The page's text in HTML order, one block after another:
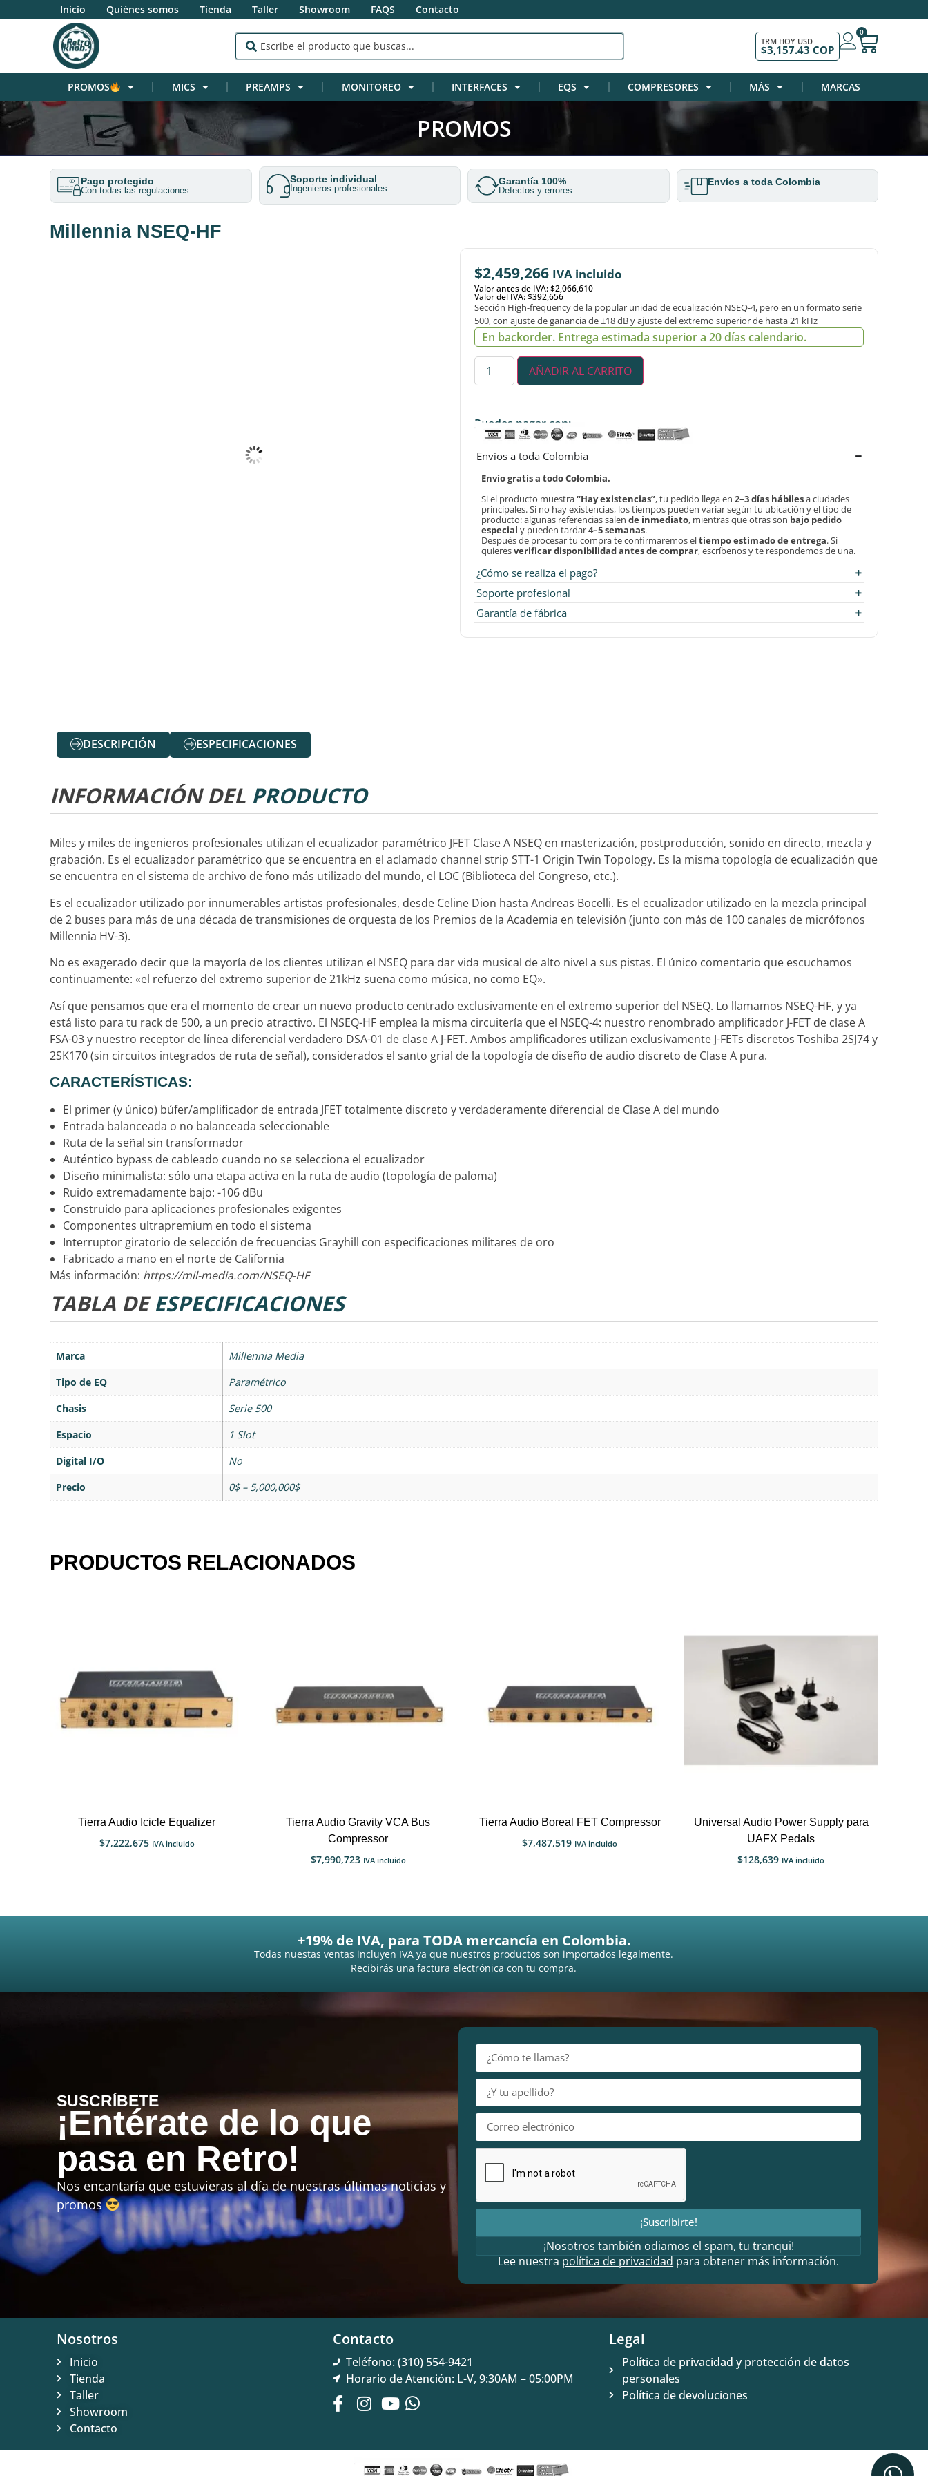
Inicio Quiénes somos Tienda Taller Showroom FAQS Contacto
TRM HOY USD
$3,157.43 COP
0
PROMOS MICS PREAMPS MONITOREO INTERFACES EQS COMPRESORES MÁS MARCAS
PROMOS
Pago protegido
Con todas las regulaciones
Soporte individual
Ingenieros profesionales
Garantía 100%
Defectos y errores
Envíos a toda Colombia
Millennia NSEQ-HF
$2,459,266 IVA incluido
Valor antes de IVA: $2,066,610
Valor del IVA: $392,656
Sección High-frequency de la popular unidad de ecualización NSEQ-4, pero en un formato serie
500, con ajuste de ganancia de ±18 dB y ajuste del extremo superior de hasta 21 kHz
En backorder. Entrega estimada superior a 20 días calendario.
AÑADIR AL CARRITO
Puedes pagar con:
Envíos a toda Colombia
Envío gratis a todo Colombia.
Si el producto muestra“Hay existencias”, tu pedido llega en2–3 días hábilesa ciudades
principales. Si no hay existencias, los tiempos pueden variar según tu ubicación y el tipo de
producto: algunas referencias salende inmediato, mientras que otras son bajo pedido
especial y pueden tardar4–5 semanas.
Después de procesar tu compra te confirmaremos eltiempo estimado de entrega. Si
quieresverificar disponibilidad antes de comprar, escríbenos y te respondemos de una.
¿Cómo se realiza el pago?
Soporte profesional
Garantía de fábrica
DESCRIPCIÓN ESPECIFICACIONES
INFORMACIÓN DEL PRODUCTO
Miles y miles de ingenieros profesionales utilizan el ecualizador paramétrico JFET Clase A NSEQ en masterización, postproducción, sonido en directo, mezcla y
grabación. Es el ecualizador paramétrico que se encuentra en el aclamado channel strip STT-1 Origin Twin Topology. Es la misma topología de ecualización que
se encuentra en el sistema de archivo de fono más utilizado del mundo, el LOC (Biblioteca del Congreso, etc.).
Es el ecualizador utilizado por innumerables artistas profesionales, desde Celine Dion hasta Andreas Bocelli. Es el ecualizador utilizado en la mezcla principal
de 2 buses para más de una década de transmisiones de orquesta de los Premios de la Academia en televisión (junto con más de 100 canales de micrófonos
Millennia HV-3).
No es exagerado decir que la mayoría de los clientes utilizan el NSEQ para dar vida musical de alto nivel a sus pistas. El único comentario que escuchamos
continuamente: «el refuerzo del extremo superior de 21kHz suena como música, no como EQ».
Así que pensamos que era el momento de crear un nuevo producto centrado exclusivamente en el extremo superior del NSEQ. Lo llamamos NSEQ-HF, y ya
está listo para tu rack de 500, a un precio atractivo. El NSEQ-HF emplea la misma circuitería que el NSEQ-4: nuestro renombrado amplificador J-FET de clase A
FSA-03 y nuestro receptor de línea diferencial verdadero DSA-01 de clase A J-FET. Ambos amplificadores utilizan exclusivamente J-FETs discretos Toshiba 2SJ74 y
2SK170 (sin circuitos integrados de ruta de señal), considerados el santo grial de la topología de diseño de audio discreto de Clase A pura.
CARACTERÍSTICAS:
El primer (y único) búfer/amplificador de entrada JFET totalmente discreto y verdaderamente diferencial de Clase A del mundo
Entrada balanceada o no balanceada seleccionable
Ruta de la señal sin transformador
Auténtico bypass de cableado cuando no se selecciona el ecualizador
Diseño minimalista: sólo una etapa activa en la ruta de audio (topología de paloma)
Ruido extremadamente bajo: -106 dBu
Construido para aplicaciones profesionales exigentes
Componentes ultrapremium en todo el sistema
Interruptor giratorio de selección de frecuencias Grayhill con especificaciones militares de oro
Fabricado a mano en el norte de California
Más información: https://mil-media.com/NSEQ-HF
TABLA DEESPECIFICACIONES
Marca
Millennia Media
Tipo de EQ
Paramétrico
Chasis
Serie 500
Espacio
1 Slot
Digital I/O
No
Precio
0$ – 5,000,000$
PRODUCTOS RELACIONADOS
Tierra Audio Icicle Equalizer
$7,222,675 IVA incluido
Tierra Audio Gravity VCA Bus
Compressor
$7,990,723 IVA incluido
Tierra Audio Boreal FET Compressor
$7,487,519 IVA incluido
Universal Audio Power Supply para
UAFX Pedals
$128,639 IVA incluido
+19% de IVA, para TODA mercancía en Colombia.
Todas nuestas ventas incluyen IVA ya que nuestros productos son importados legalmente.
Recibirás una factura electrónica con tu compra.
SUSCRÍBETE
¡Entérate de lo que
pasa en Retro!
Nos encantaría que estuvieras al día de nuestras últimas noticias y
promos
¡Suscribirte!
¡Nosotros también odiamos el spam, tu tranqui!
Lee nuestra política de privacidad para obtener más información.
Nosotros
Inicio
Tienda
Taller
Showroom
Contacto
Contacto
Teléfono: (310) 554-9421
Horario de Atención: L-V, 9:30AM – 05:00PM
Legal
Política de privacidad y protección de datos
personales
Política de devoluciones